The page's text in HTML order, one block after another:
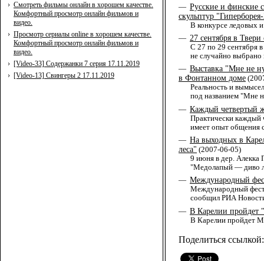
› Смотреть фильмы онлайн в хорошем качестве.
Комфортный просмотр онлайн фильмов и
видео.
› Просмотр сериалы online в хорошем качестве.
Комфортный просмотр онлайн фильмов и
видео.
› [Video-33] Содержанки 7 серия 17.11.2019
› [Video-13] Свингеры 2 17.11.2019
— Русские и финские
скульптур
В конкурсе ледовых
— 27 сентября в
С 27 по 29 сентября
не случайно выбрано
— Выставка "Мне не
в Фонтанном доме
Реальность и
под названием "Мне
— Каждый четвертый
Практически каждый
имеет опыт общения
— На выходных в
леса" (2007-06-05)
9 июня в дер. Алекка
"Медолапый — диво
— Международный
Международный
сообщил РИА
— В Карелии пройдет
В Карелии пройдет
Поделиться ссылкой: